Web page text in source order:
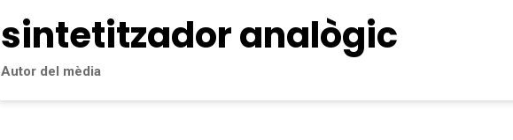
sintetitzador analògic
Autor del mèdia